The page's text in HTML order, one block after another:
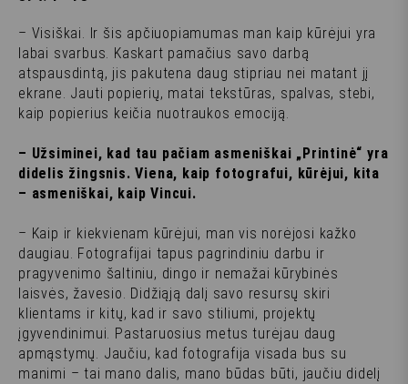
– Visiškai. Ir šis apčiuopiamumas man kaip kūrėjui yra
labai svarbus. Kaskart pamačius savo darbą
atspausdintą, jis pakutena daug stipriau nei matant jį
ekrane. Jauti popierių, matai tekstūras, spalvas, stebi,
kaip popierius keičia nuotraukos emociją.
– Užsiminei, kad tau pačiam asmeniškai „Printinė“ yra
didelis žingsnis. Viena, kaip fotografui, kūrėjui, kita
– asmeniškai, kaip Vincui.
– Kaip ir kiekvienam kūrėjui, man vis norėjosi kažko
daugiau. Fotografijai tapus pagrindiniu darbu ir
pragyvenimo šaltiniu, dingo ir nemažai kūrybinės
laisvės, žavesio. Didžiąją dalį savo resursų skiri
klientams ir kitų, kad ir savo stiliumi, projektų
įgyvendinimui. Pastaruosius metus turėjau daug
apmąstymų. Jaučiu, kad fotografija visada bus su
manimi – tai mano dalis, mano būdas būti, jaučiu didelį